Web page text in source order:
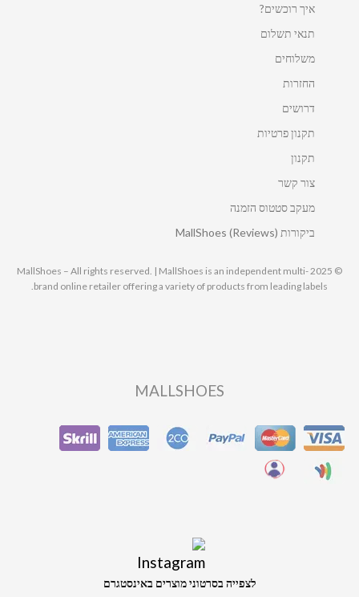
איך רוכשים?
תנאי תשלום
משלוחים
החזרות
דרושים
תקנון פרטיות
תקנון
צור קשר
מעקב סטטוס הזמנה
ביקורות MallShoes (Reviews)
© 2025 MallShoes – All rights reserved. | MallShoes is an independent multi-
brand online retailer offering a variety of products from leading labels.
MALLSHOES
לצפייה בסרטוני מוצרים באינסטגרם